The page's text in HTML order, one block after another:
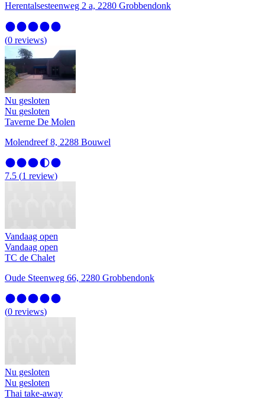
Herentalsesteenweg 2 a, 2280 Grobbendonk
(0 reviews)
Nu gesloten
Nu gesloten
Taverne De Molen
Molendreef 8, 2288 Bouwel
7.5 (1 review)
Vandaag open
Vandaag open
TC de Chalet
Oude Steenweg 66, 2280 Grobbendonk
(0 reviews)
Nu gesloten
Nu gesloten
Thai take-away